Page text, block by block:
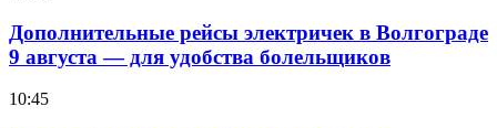
Дополнительные рейсы электричек в Волгограде
9 августа — для удобства болельщиков
10:45